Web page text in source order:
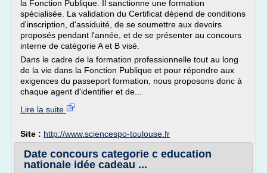
la Fonction Publique. Il sanctionne une formation
spécialisée. La validation du Certificat dépend de conditions
d'inscription, d'assiduité, de se soumettre aux devoirs
proposés pendant l'année, et de se présenter au concours
interne de catégorie A et B visé.
Dans le cadre de la formation professionnelle tout au long
de la vie dans la Fonction Publique et pour répondre aux
exigences du passeport formation, nous proposons donc à
chaque agent d'identifier et de...
Lire la suite
Site : http://www.sciencespo-toulouse.fr
Date concours categorie c education
nationale idée cadeau ...